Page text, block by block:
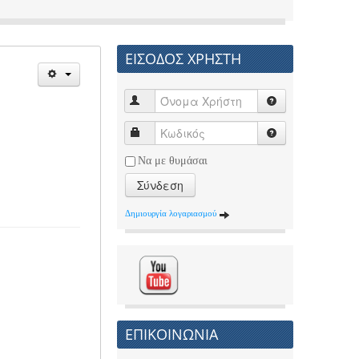
ΕΙΣΟΔΟΣ ΧΡΗΣΤΗ
Να με θυμάσαι
Σύνδεση
Δημιουργία λογαριασμού
ΕΠΙΚΟΙΝΩΝΙΑ